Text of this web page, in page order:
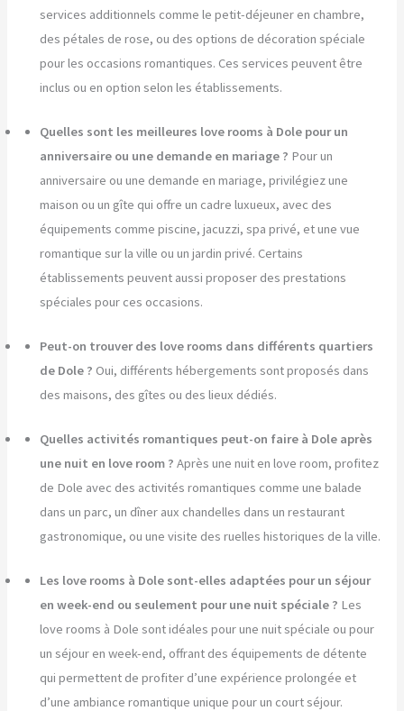
services additionnels comme le petit-déjeuner en chambre,
des pétales de rose, ou des options de décoration spéciale
pour les occasions romantiques. Ces services peuvent être
inclus ou en option selon les établissements.
Quelles sont les meilleures love rooms à Dole pour un
anniversaire ou une demande en mariage ? Pour un
anniversaire ou une demande en mariage, privilégiez une
maison ou un gîte qui offre un cadre luxueux, avec des
équipements comme piscine, jacuzzi, spa privé, et une vue
romantique sur la ville ou un jardin privé. Certains
établissements peuvent aussi proposer des prestations
spéciales pour ces occasions.
Peut-on trouver des love rooms dans différents quartiers
de Dole ? Oui, différents hébergements sont proposés dans
des maisons, des gîtes ou des lieux dédiés.
Quelles activités romantiques peut-on faire à Dole après
une nuit en love room ? Après une nuit en love room, profitez
de Dole avec des activités romantiques comme une balade
dans un parc, un dîner aux chandelles dans un restaurant
gastronomique, ou une visite des ruelles historiques de la ville.
Les love rooms à Dole sont-elles adaptées pour un séjour
en week-end ou seulement pour une nuit spéciale ? Les
love rooms à Dole sont idéales pour une nuit spéciale ou pour
un séjour en week-end, offrant des équipements de détente
qui permettent de profiter d’une expérience prolongée et
d’une ambiance romantique unique pour un court séjour.